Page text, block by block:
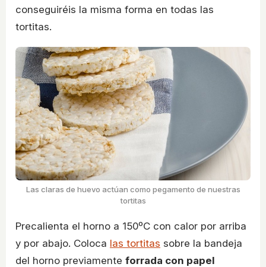
conseguiréis la misma forma en todas las
tortitas.
Las claras de huevo actúan como pegamento de nuestras
tortitas
Precalienta el horno a 150ºC con calor por arriba
y por abajo. Coloca las tortitas sobre la bandeja
del horno previamente forrada con papel